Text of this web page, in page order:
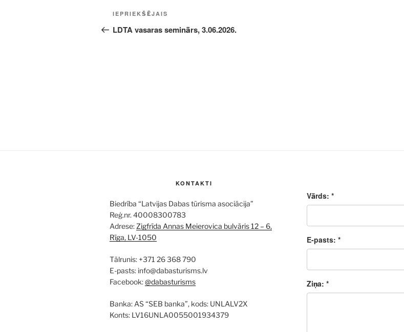
Ziņu
izvēlne
Iepriekšējā
ziņa:
IEPRIEKŠĒJAIS
LDTA vasaras seminārs, 3.06.2026.
KONTAKTI
Biedrība “Latvijas Dabas tūrisma asociācija”
Reģ.nr. 40008300783
Adrese: Zigfrīda Annas Meierovica bulvāris 12 – 6,
Rīga, LV-1050
Tālrunis: +371 26 368 790
E-pasts: info@dabasturisms.lv
Facebook:@dabasturisms
Banka: AS “SEB banka”, kods: UNLALV2X
Konts: LV16UNLA0055001934379
Vārds: *
E-pasts: *
Ziņa: *